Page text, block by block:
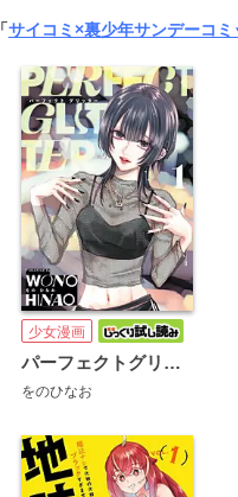
「サイコミ×裏少年サンデーコミ
少女漫画
パーフェクトグリッター
をのひなお